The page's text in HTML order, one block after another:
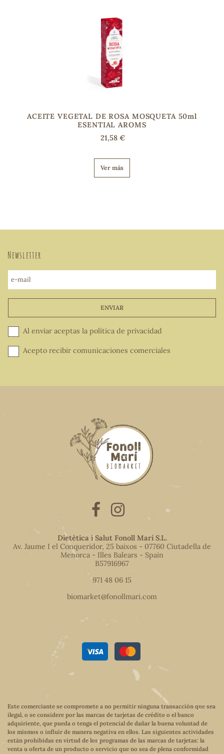
ACEITE VEGETAL DE ROSA MOSQUETA 50ml
ESENTIAL AROMS
21,58 €
Ver más
Newsletter
e-mail
ENVIAR
Al enviar aceptas la política de privacidad
Acepto recibir comunicaciones comerciales
Dietètica i Salut Fonoll Marí S.L.
Av. Jaume I el Conqueridor, 25 baixos - 07760 Ciutadella de
Menorca - Illes Balears - Spain
B57916967
971 48 06 15
biomarket@fonollmari.com
Este comerciante se compromete a no permitir ninguna transacción que sea
ilegal, o se considere por las marcas de tarjetas de crédito o el banco
adquiriente, que pueda o tenga el potencial de dañar la buena voluntad de
los mismos o influir de manera negativa en ellos. Las siguientes actividades
están prohibidas en virtud de los programas de las marcas de tarjetas: la
venta u oferta de un producto o servicio que no sea de plena conformidad